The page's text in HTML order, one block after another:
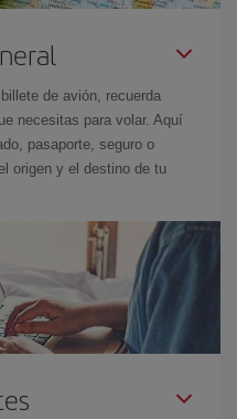
de avión, recuerda
necesitas para volar. Aquí
pasaporte, seguro o
origen y el destino de tu